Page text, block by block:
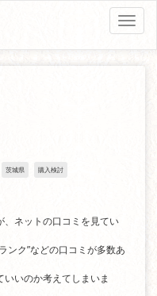
Toggle
茨城県 購入検討
、ネットの口コミを見てい
ンク”などの口コミが多数あ
いのか考えてしまいま